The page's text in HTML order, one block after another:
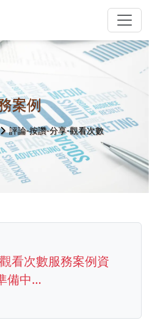
案例
評論-按讚-分享-觀看次數
看次數服務案例資
備中…